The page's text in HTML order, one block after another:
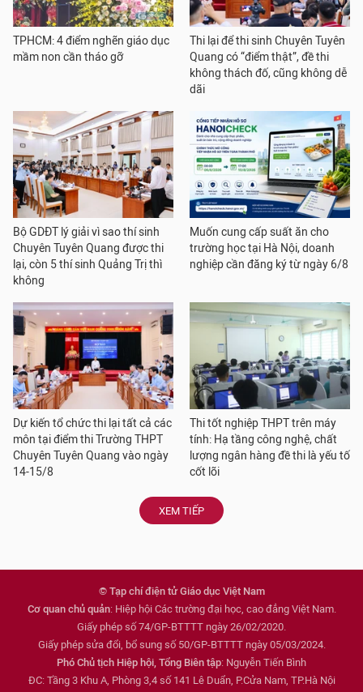
TPHCM: 4 điểm nghẽn giáo dục
mầm non cần tháo gỡ
Thi lại để thi sinh Chuyên Tuyên
Quang có “điểm thật”, đề thi
không thách đố, cũng không dễ
dãi
Bộ GDĐT lý giải vì sao thí sinh
Chuyên Tuyên Quang được thi
lại, còn 5 thí sinh Quảng Trị thì
không
Muốn cung cấp suất ăn cho
trường học tại Hà Nội, doanh
nghiệp cần đăng ký từ ngày 6/8
Dự kiến tổ chức thi lại tất cả các
môn tại điểm thi Trường THPT
Chuyên Tuyên Quang vào ngày
14-15/8
Thi tốt nghiệp THPT trên máy
tính: Hạ tầng công nghệ, chất
lượng ngân hàng đề thi là yếu tố
cốt lõi
XEM TIẾP
© Tạp chí điện tử Giáo dục Việt Nam
Cơ quan chủ quản: Hiệp hội Các trường đại học, cao đẳng Việt Nam.
Giấy phép số 74/GP-BTTTT ngày 26/02/2020.
Giấy phép sửa đổi, bổ sung số 50/GP-BTTTT ngày 05/03/2024.
Phó Chủ tịch Hiệp hội, Tổng Biên tập: Nguyễn Tiến Bình
ĐC: Tầng 3 Khu A, Phòng 3,4 số 141 Lê Duẩn, P.Cửa Nam, TP.Hà Nội